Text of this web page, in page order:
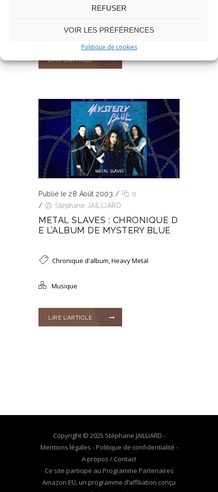
REFUSER
VOIR LES PRÉFÉRENCES
Politique de cookies
Musique
LIRE L’ARTICLE
Publié le 28 Août 2003 /
0
/
Stéphane JAILLIARD
METAL SLAVES : CHRONIQUE D
E L’ALBUM DE MYSTERY BLUE
Chronique d'album,Heavy Metal
Musique
LIRE L’ARTICLE
Copyright © 2025 Stéphane JAILLIARD -
Mentions légales - Politique de confidentialité -
A propos / Contact
Ce site participe au Programme Partenaires
Amazon EU, un programme d’affiliation conçu